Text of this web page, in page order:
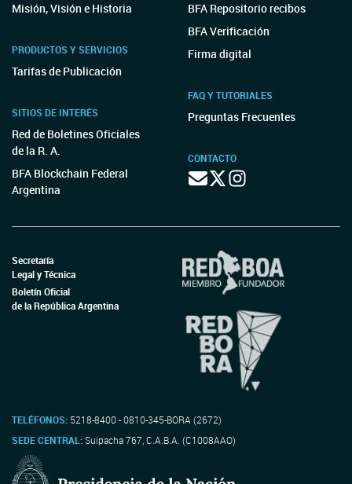
Misión, Visión e Historia
PRODUCTOS Y SERVICIOS
Tarifas de Publicación
SITIOS DE INTERÉS
Red de Boletines Oficiales
de la R. A.
BFA Blockchain Federal
Argentina
BFA Repositorio recibos
BFA Verificación
Firma digital
FAQ Y TUTORIALES
Preguntas Frecuentes
CONTACTO
Secretaría
Legal y Técnica
Boletín Oficial
de la República Argentina
TELÉFONOS: 5218-8400 - 0810-345-BORA (2672)
SEDE CENTRAL:Suipacha 767, C.A.B.A. (C1008AAO)